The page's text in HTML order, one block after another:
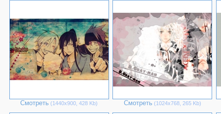
Смотреть (1440х900, 428 Kb) Смотреть (1024х768, 265 Kb)